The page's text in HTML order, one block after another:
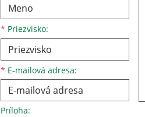
* Priezvisko:
* E-mailová adresa:
Príloha: